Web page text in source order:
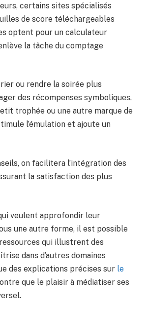
certains sites spécialisés
de score téléchargeables
optent pour un calculateur
la tâche du comptage
ou rendre la soirée plus
des récompenses symboliques,
trophée ou une autre marque de
l’émulation et ajoute un
on facilitera l’intégration des
la satisfaction des plus
veulent approfondir leur
une autre forme, il est possible
qui illustrent des
dans d’autres domaines
des explications précises sur le
que le plaisir à médiatiser ses